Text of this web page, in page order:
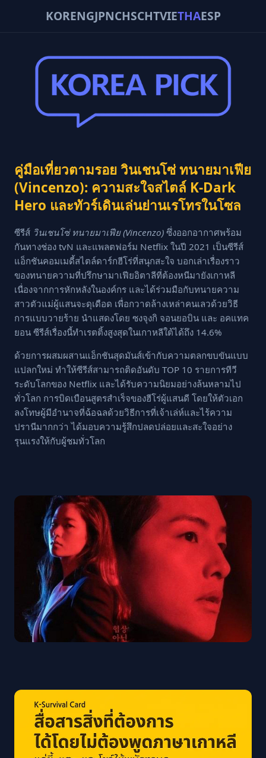
KORENGJPNCHSCHTVIETHAESP
คู่มือเที่ยวตามรอย วินเชนโซ่ ทนายมาเฟีย
(Vincenzo): ความสะใจสไตล์ K-Dark
Hero และทัวร์เดินเล่นย่านเรโทรในโซล
ซีรีส์ วินเชนโซ่ ทนายมาเฟีย (Vincenzo) ซึ่งออกอากาศพร้อม
กันทางช่อง tvN และแพลตฟอร์ม Netflix ในปี 2021 เป็นซีรีส์
แอ็กชันคอมเมดี้สไตล์ดาร์กฮีโร่ที่สนุกสะใจ บอกเล่าเรื่องราว
ของทนายความที่ปรึกษามาเฟียอิตาลีที่ต้องหนีมายังเกาหลี
เนื่องจากการหักหลังในองค์กร และได้ร่วมมือกับทนายความ
สาวตัวแม่ผู้แสนจะดุเดือด เพื่อกวาดล้างเหล่าคนเลวด้วยวิธี
การแบบวายร้าย นำแสดงโดย ซงจุงกิ จอนยอบิน และ อคแทค
ยอน ซีรีส์เรื่องนี้ทำเรตติ้งสูงสุดในเกาหลีใต้ได้ถึง 14.6%
ด้วยการผสมผสานแอ็กชันสุดมันส์เข้ากับความตลกขบขันแบบ
แปลกใหม่ ทำให้ซีรีส์สามารถติดอันดับ TOP 10 รายการทีวี
ระดับโลกของ Netflix และได้รับความนิยมอย่างล้นหลามไป
ทั่วโลก การบิดเบือนสูตรสำเร็จของฮีโร่ผู้แสนดี โดยให้ตัวเอก
ลงโทษผู้มีอำนาจที่ฉ้อฉลด้วยวิธีการที่เจ้าเล่ห์และไร้ความ
ปรานีมากกว่า ได้มอบความรู้สึกปลดปล่อยและสะใจอย่าง
รุนแรงให้กับผู้ชมทั่วโลก